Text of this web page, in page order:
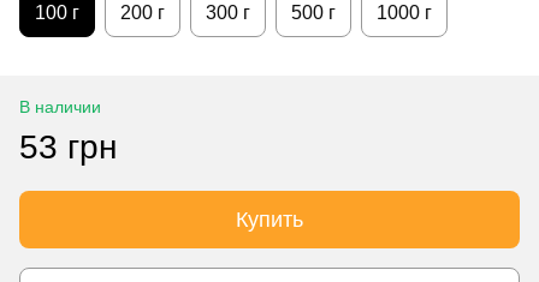
100 г 200 г 300 г 500 г 1000 г
В наличии
53 грн
Купить